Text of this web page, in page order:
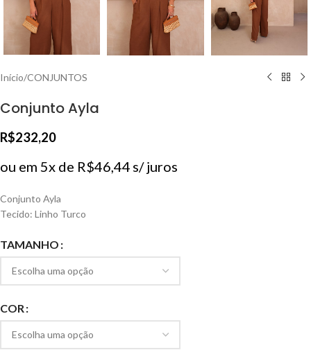
Início/CONJUNTOS
Conjunto Ayla
R$232,20
ou em 5x de R$46,44 s/ juros
Conjunto Ayla
Tecido: Linho Turco
TAMANHO
COR